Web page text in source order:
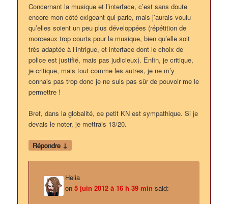
Concernant la musique et l’interface, c’est sans doute
encore mon côté exigeant qui parle, mais j’aurais voulu
qu’elles soient un peu plus développées (répétition de
morceaux trop courts pour la musique, bien qu’elle soit
très adaptée à l’intrigue, et interface dont le choix de
police est justifié, mais pas judicieux). Enfin, je critique,
je critique, mais tout comme les autres, je ne m’y
connais pas trop donc je ne suis pas sûr de pouvoir me le
permettre !
Bref, dans la globalité, ce petit KN est sympathique. Si je
devais le noter, je mettrais 13/20.
Répondre ↓
Helia
on5 juin 2012 à 16 h 39 min said: